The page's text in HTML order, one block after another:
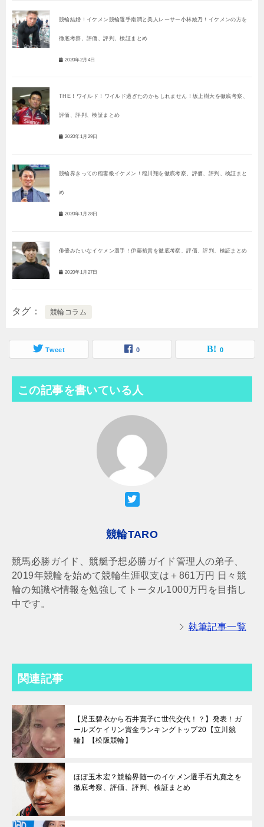
競輪結婚！イケメン競輪選手南潤と美人レーサー小林綾乃！イケメンの方を
徹底考察、評価、評判、検証まとめ
2020年2月4日
THE！ワイルド！ワイルド過ぎたのかもしれません！坂上樹大を徹底考察、
評価、評判、検証まとめ
2020年1月29日
競輪界きっての稲妻級イケメン！稲川翔を徹底考察、評価、評判、検証まと
め
2020年1月28日
俳優みたいなイケメン選手！伊藤裕貴を徹底考察、評価、評判、検証まとめ
2020年1月27日
タグ 競輪コラム
Tweet 0 0
この記事を書いている人
競輪TARO
競馬必勝ガイド、競艇予想必勝ガイド管理人の弟子、
2019年競輪を始めて競輪生涯収支は＋861万円 日々競
輪の知識や情報を勉強してトータル1000万円を目指し
中です。
執筆記事一覧
関連記事
【児玉碧衣から石井寛子に世代交代！？】発表！ガ
ールズケイリン賞金ランキングトップ20【立川競
輪】【松阪競輪】
ほぼ玉木宏？競輪界随一のイケメン選手石丸寛之を
徹底考察、評価、評判、検証まとめ